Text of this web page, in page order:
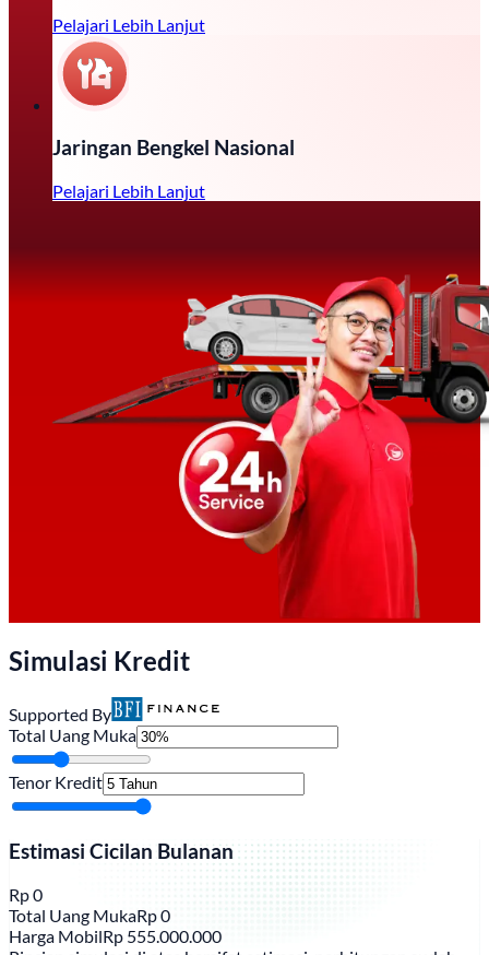
Pelajari Lebih Lanjut
Jaringan Bengkel Nasional
Pelajari Lebih Lanjut
Simulasi Kredit
Supported By
Total Uang Muka
Tenor Kredit
Estimasi Cicilan Bulanan
Rp0
Total Uang MukaRp0
Harga MobilRp 555.000.000